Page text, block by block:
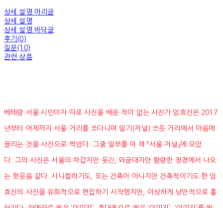
상세 설명 머리글
상세 설명
상세 설명 바닥글
후기(0)
질문(10)
관련 상품
베테랑 서울 시민이자 따로 사진을 배운 적이 없는 사진가 임효진은 2017
년부터 어제까지 서울 거리를 쏘다니며 일기(저널) 쓰듯 거리에서 마음에
끌리는 것을 사진으로 찍었다. 그중 일부를 이 책 『서울 저널』에 모았
다. 그의 사진은 서울의 차갑지만 웃긴, 와글대지만 황량한 정경에서 나오
는 헛웃음 같다. 시니컬하기도, 또는 건축이 아니지만 건축적이기도 한 임
효진의 사진을 유희적으로 편집하기 시작했지만, 이상하게 낭만적으로 흘